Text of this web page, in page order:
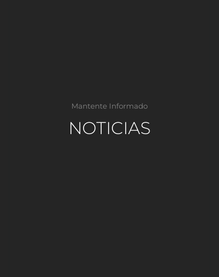
Mantente Informado
NOTICIAS